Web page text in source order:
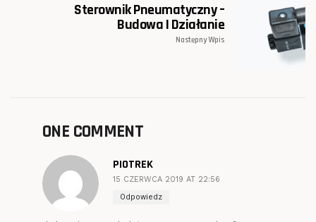
Sterownik Pneumatyczny –
Budowa I Działanie
Następny Wpis
ONE COMMENT
PIOTREK
15 CZERWCA 2019 AT 22:56
Odpowiedz